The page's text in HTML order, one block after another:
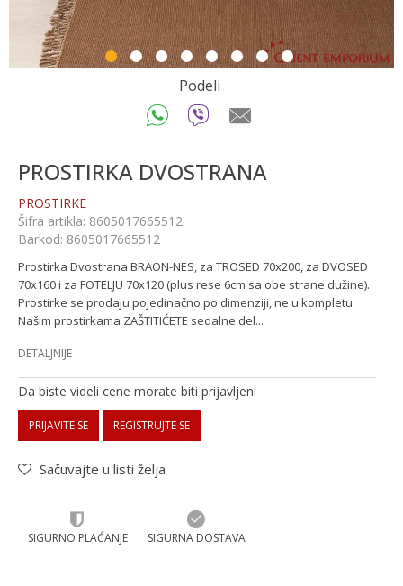
1 2 3 4 5 6 7 8
Podeli
PROSTIRKA DVOSTRANA
PROSTIRKE
Šifra artikla: 8605017665512
Barkod: 8605017665512
Prostirka Dvostrana BRAON-NES, za TROSED 70x200, za DVOSED
70x160 i za FOTELJU 70x120 (plus rese 6cm sa obe strane dužine).
Prostirke se prodaju pojedinačno po dimenziji, ne u kompletu.
Našim prostirkama ZAŠTITIĆETE sedalne del...
DETALJNIJE
Da biste videli cene morate biti prijavljeni
PRIJAVITE SE REGISTRUJTE SE
Sačuvajte u listi želja
SIGURNO PLAĆANJE SIGURNA DOSTAVA